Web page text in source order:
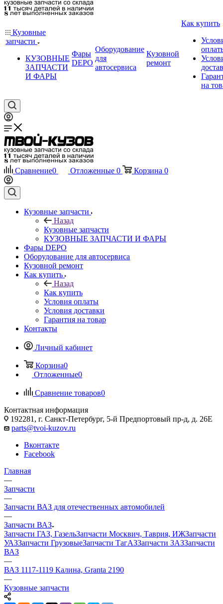
Кузовные
запчасти
КУЗОВНЫЕ
ЗАПЧАСТИ
И ФАРЫ
Фары
DEPO
Оборудование
для
автосервиса
Кузовной
ремонт
Как купить
на
Сравнение0 Отложенные 0 Корзина 0
Кузовные запчасти
Назад
Кузовные запчасти
КУЗОВНЫЕ ЗАПЧАСТИ И ФАРЫ
Фары DEPO
Оборудование для автосервиса
Кузовной ремонт
Как купить
Назад
Как купить
Условия оплаты
Условия доставки
Гарантия на товар
Контакты
Личный кабинет
Корзина0
Отложенные0
Сравнение товаров0
Контактная информация
192281, г. Санкт-Петербург, 5-й Предпортовый пр-д, д. 26Е
parts@tvoi-kuzov.ru
Вконтакте
Facebook
Главная
—
Запчасти
—
Запчасти ВАЗ для отечественных автомобилей
—
Запчасти ВАЗ
Запчасти ГАЗ, ГазельЗапчасти Москвич, Таврия, ИЖЗапчасти
УАЗЗапчасти ГрузовыеЗапчасти ТагАЗЗапчасти ЗАЗЗапчасти
ВАЗ
—
ВАЗ 1117-1119 Калина, Granta 2190
—
Кузовные запчасти